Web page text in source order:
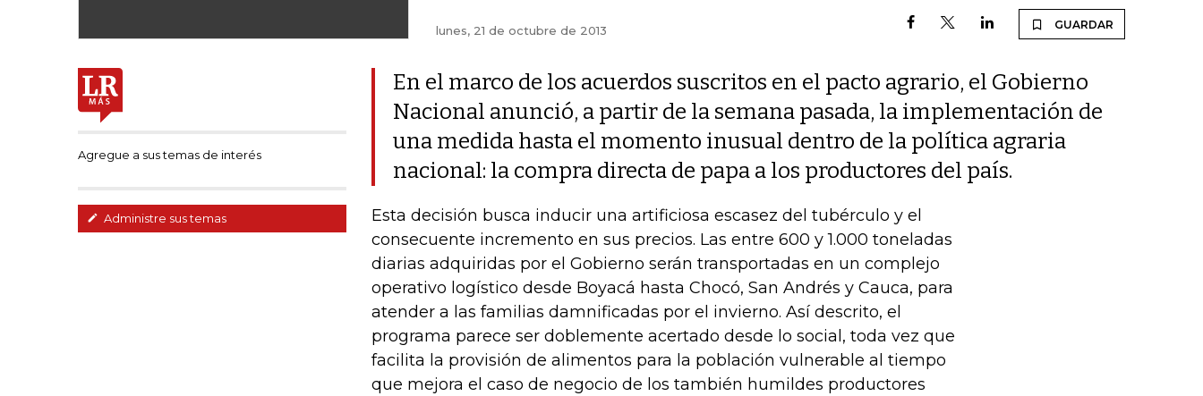
lunes, 21 de octubre de 2013 GUARDAR
Agregue a sus temas de interés
Administre sus temas
En el marco de los acuerdos suscritos en el pacto agrario, el Gobierno
Nacional anunció, a partir de la semana pasada, la implementación de
una medida hasta el momento inusual dentro de la política agraria
nacional: la compra directa de papa a los productores del país.
Esta decisión busca inducir una artificiosa escasez del tubérculo y el
consecuente incremento en sus precios. Las entre 600 y 1.000 toneladas
diarias adquiridas por el Gobierno serán transportadas en un complejo
operativo logístico desde Boyacá hasta Chocó, San Andrés y Cauca, para
atender a las familias damnificadas por el invierno. Así descrito, el
programa parece ser doblemente acertado desde lo social, toda vez que
facilita la provisión de alimentos para la población vulnerable al tiempo
que mejora el caso de negocio de los también humildes productores